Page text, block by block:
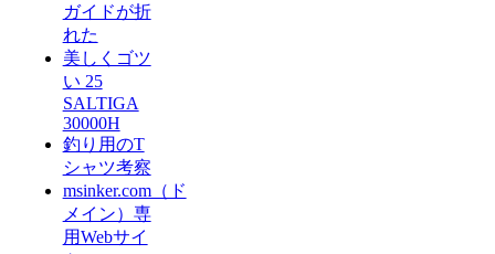
ガイドが折
れた
美しくゴツ
い 25
SALTIGA
30000H
釣り用のT
シャツ考察
msinker.com（ド
メイン）専
用Webサイ